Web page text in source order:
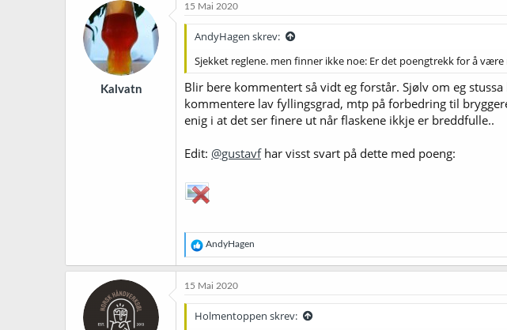
Kalvatn
15 Mai 2020
AndyHagen skrev:
Sjekket reglene. men finner ikke noe: Er det poengtrekk for å
Blir bere kommentert så vidt eg forstår. Sjølv om eg
kommentere lav fyllingsgrad, mtp på forbedring til
enig i at det ser finere ut når flaskene ikkje er breddfulle..
Edit: @gustavfhar visst svart på dette med poeng:
R
e
a
k
j
o
AndyHagen
15 Mai 2020
Holmentoppen skrev: